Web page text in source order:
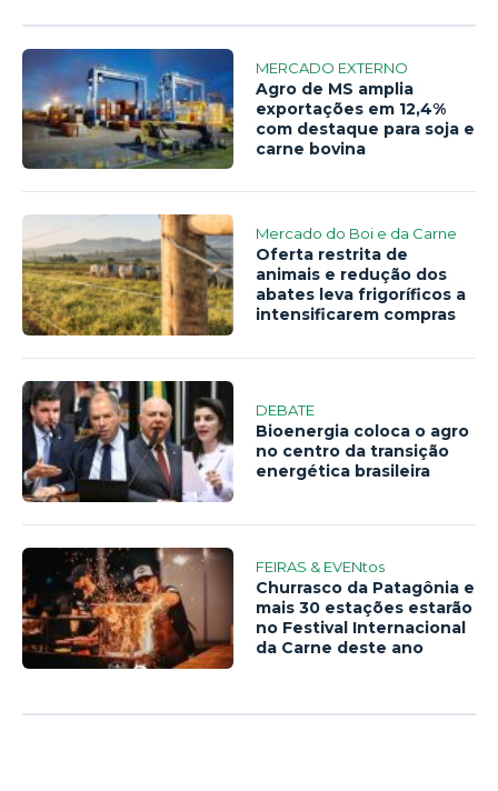
MERCADO EXTERNO
Agro de MS amplia
exportações em 12,4%
com destaque para soja e
carne bovina
Mercado do Boi e da Carne
Oferta restrita de
animais e redução dos
abates leva frigoríficos a
intensificarem compras
DEBATE
Bioenergia coloca o agro
no centro da transição
energética brasileira
FEIRAS & EVENtos
Churrasco da Patagônia e
mais 30 estações estarão
no Festival Internacional
da Carne deste ano